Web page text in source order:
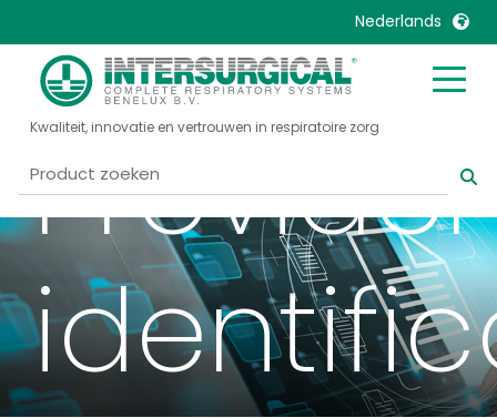
Nederlands
United Kingdom
United States
Belgique, Français
Canada, English
Canada, Français
China
Colombia
Italia
Malaysia
Mexico
Nederlands
Norway
Portugal
Kwaliteit, innovatie en vertrouwen in respiratoire zorg
Provider